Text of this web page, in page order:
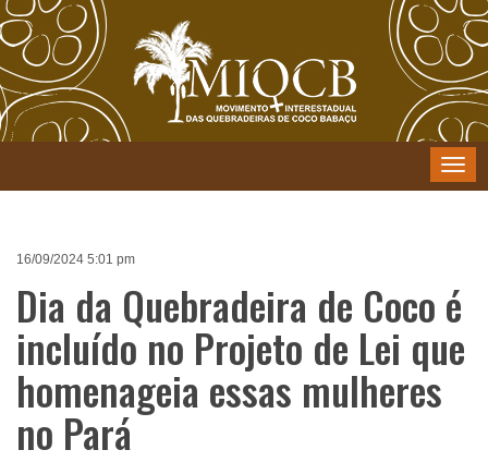
Menu
16/09/2024 5:01 pm
Dia da Quebradeira de Coco é
incluído no Projeto de Lei que
homenageia essas mulheres
no Pará